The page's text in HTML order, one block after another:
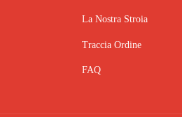
scelte
nella
La Nostra Stroia
Traccia Ordine
FAQ